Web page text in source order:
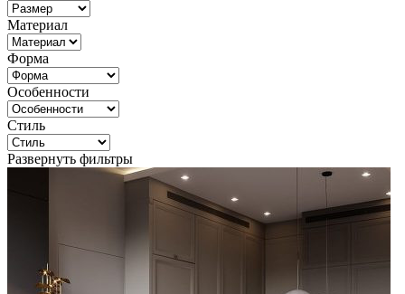
Материал
Форма
Особенности
Стиль
Развернуть фильтры